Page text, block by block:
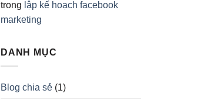
trong lập kế hoạch facebook
marketing
DANH MỤC
Blog chia sẻ (1)